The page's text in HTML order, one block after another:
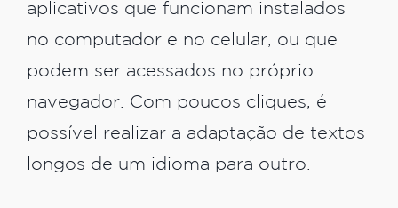
aplicativos que funcionam instalados
no computador e no celular, ou que
podem ser acessados no próprio
navegador. Com poucos cliques, é
possível realizar a adaptação de textos
longos de um idioma para outro.